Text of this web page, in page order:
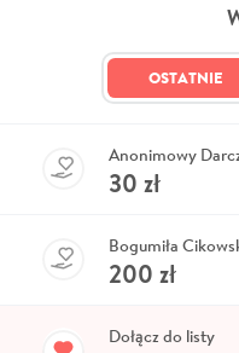
OSTATNIE
Anonimowy
30 zł
Bogumiła
200 zł
Dołącz do listy